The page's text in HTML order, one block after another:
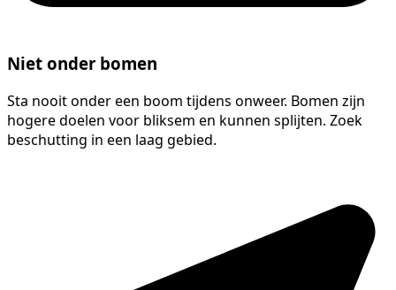
Niet onder bomen
Sta nooit onder een boom tijdens onweer. Bomen zijn
hogere doelen voor bliksem en kunnen splijten. Zoek
beschutting in een laag gebied.